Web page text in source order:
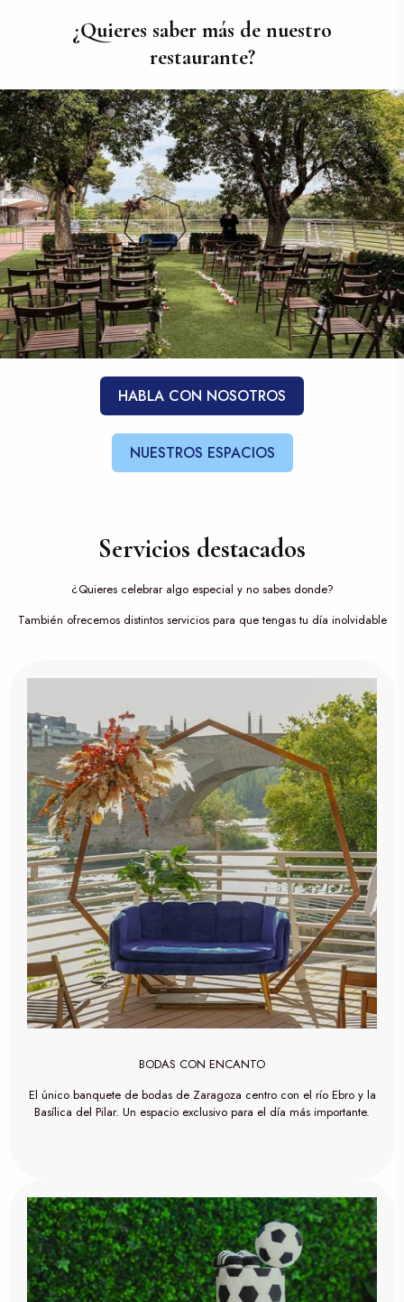
¿Quieres saber más de nuestro
restaurante?
HABLA CON NOSOTROS
NUESTROS ESPACIOS
Servicios destacados
¿Quieres celebrar algo especial y no sabes donde?
También ofrecemos distintos servicios para que tengas tu día inolvidable
BODAS CON ENCANTO
El único banquete de bodas de Zaragoza centro con el río Ebro y la
Basílica del Pilar. Un espacio exclusivo para el día más importante.